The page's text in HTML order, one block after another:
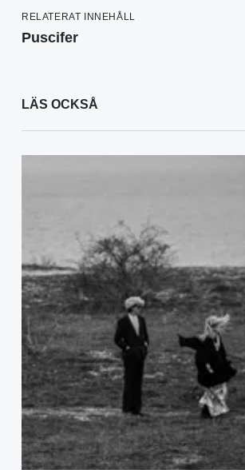
RELATERAT INNEHÅLL
Puscifer
LÄS OCKSÅ